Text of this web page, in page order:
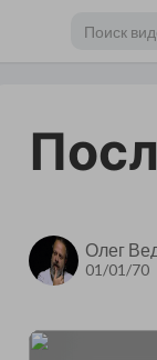
Олег
01/01/70